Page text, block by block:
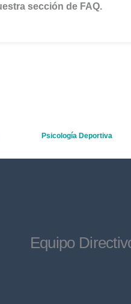
sección de FAQ.
Psicología Deportiva
Equipo